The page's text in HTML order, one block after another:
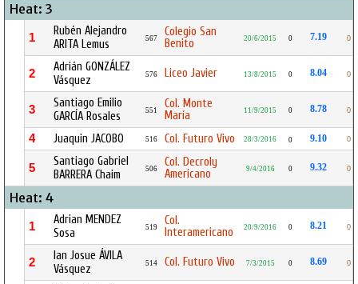
Heat: 3
1
Rubén Alejandro
ARITA Lemus
567
Colegio San
Benito
20/6/2015 0 7.19 0
2
Adrián GONZÁLEZ
Vásquez
576 Liceo Javier 13/8/2015 0 8.04 0
3
Santiago Emilio
GARCÍA Rosales
551
Col. Monte
María
11/9/2015 0 8.78 0
4 Juaquin JACOBO 516 Col. Futuro Vivo 28/3/2016 0 9.10 0
5
Santiago Gabriel
BARRERA Chaim
506
Col. Decroly
Americano
9/4/2016 0 9.32 0
Heat: 4
1
Adrian MENDEZ
Sosa
519
Col.
Interamericano
20/9/2016 0 8.21 0
2
Ian Josue ÁVILA
Vásquez
514 Col. Futuro Vivo 7/3/2015 0 8.69 0